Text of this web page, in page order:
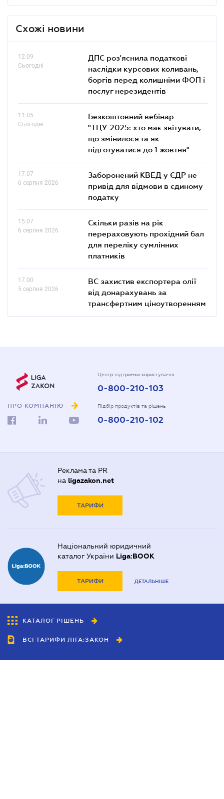
Схожі новини
12.09
Сьогодні
ДПС роз'яснила податкові
наслідки курсових коливань,
боргів перед колишніми ФОП і
послуг нерезидентів
11.05
Сьогодні
Безкоштовний вебінар
"ТЦУ-2025: хто має звітувати,
що змінилося та як
підготуватися до 1 жовтня"
17.07
6 серпня 2026
Заборонений КВЕД у ЄДР не
привід для відмови в єдиному
податку
15.07
6 серпня 2026
Скільки разів на рік
перераховують прохідний бал
для переліку сумлінних
платників
17.00
5 серпня 2026
ВС захистив експортера олії
від донарахувань за
трансфертним ціноутворенням
ПРО КОМПАНІЮ
Центр підтримки користувачів
0-800-210-103
Підбір продуктів та рішень
0-800-210-102
Реклама та PR
на ligazakon.net
ТАРИФИ
Національний юридичний
каталог України Liga:BOOK
ТАРИФИ ДЕТАЛЬНІШЕ
КАТАЛОГ РІШЕНЬ
ВСІ ТАРИФИ ЛІГА:ЗАКОН